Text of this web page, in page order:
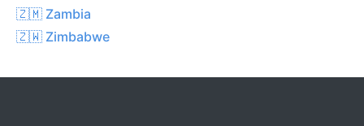
🇿🇲 Zambia
🇿🇼 Zimbabwe